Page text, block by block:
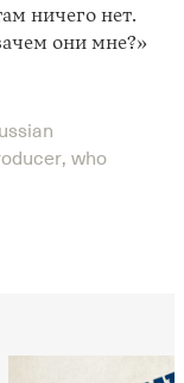
ничего нет.
они мне?»
who